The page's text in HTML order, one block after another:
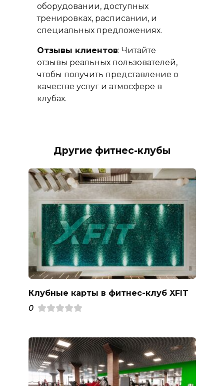
оборудовании, доступных
тренировках, расписании, и
специальных предложениях.
Отзывы клиентов: Читайте
отзывы реальных пользователей,
чтобы получить представление о
качестве услуг и атмосфере в
клубах.
Другие фитнес-клубы
Клубные карты в фитнес-клуб XFIT
0